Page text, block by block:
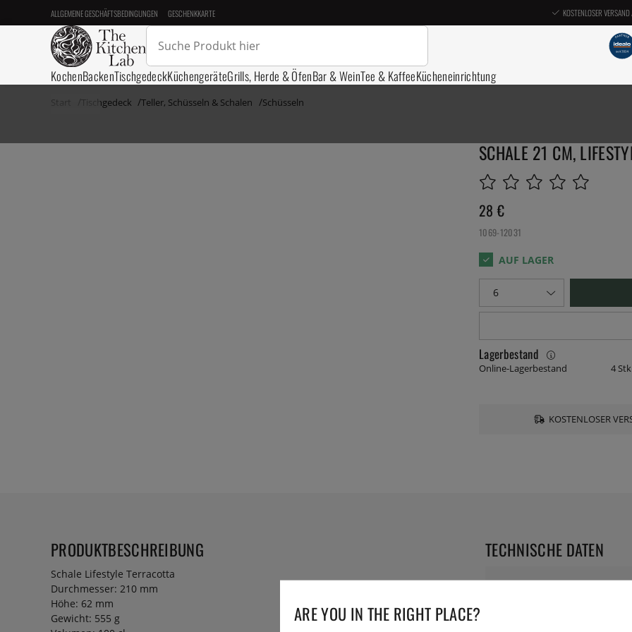
ALLGEMEINE GESCHÄFTSBEDINGUNGEN GESCHENKKARTE KOSTENLOSER
KochenBackenTischgedeckKüchengeräteGrills, Herde & ÖfenBar & WeinTee & KaffeeKücheneinrichtung
Start Tischgedeck Teller, Schüsseln & Schalen Schüsseln
SCHALE 21 CM,
28 €
1069-12031
Lagerbestand
Online-Lagerbestand 4
KOSTENLOSER
PRODUKTBESCHREIBUNG
Schale Lifestyle Terracotta
Durchmesser: 210 mm
Höhe: 62 mm
Gewicht: 555 g
TECHNISCHE DATEN
Durchmesser:
ARE YOU IN THE RIGHT PLACE?